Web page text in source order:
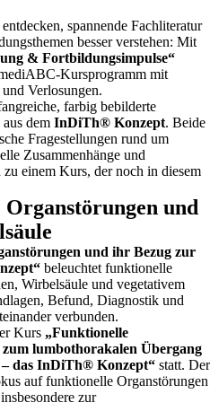
spannende Fachliteratur
besser verstehen: Mit
& Fortbildungsimpulse“
Kursprogramm mit
Verlosungen.
farbig bebilderte
aus dem InDiTh® Konzept. Beide
Fragestellungen rund um
Zusammenhänge und
einem Kurs, der noch in diesem
und
und ihr Bezug zur
beleuchtet funktionelle
Wirbelsäule und vegetativem
Befund, Diagnostik und
verbunden.
Kurs „Funktionelle
lumbothorakalen Übergang
das InDiTh® Konzept“ statt. Der
auf funktionelle Organstörungen
zur